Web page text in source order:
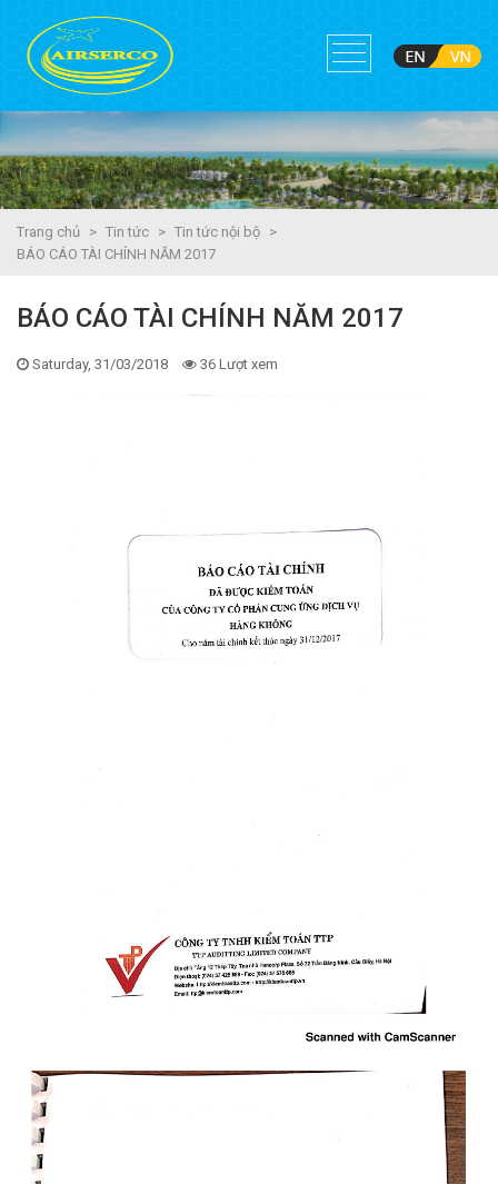
Trang chủ > Tin tức > Tin tức nội bộ >
BÁO CÁO TÀI CHÍNH NĂM 2017
BÁO CÁO TÀI CHÍNH NĂM 2017
Saturday, 31/03/2018 36 Lượt xem